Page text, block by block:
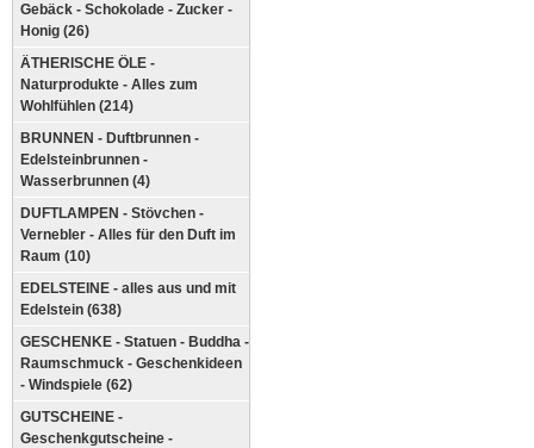
Gebäck - Schokolade - Zucker -
Honig (26)
ÄTHERISCHE ÖLE -
Naturprodukte - Alles zum
Wohlfühlen (214)
BRUNNEN - Duftbrunnen -
Edelsteinbrunnen -
Wasserbrunnen (4)
DUFTLAMPEN - Stövchen -
Vernebler - Alles für den Duft im
Raum (10)
EDELSTEINE - alles aus und mit
Edelstein (638)
GESCHENKE - Statuen - Buddha -
Raumschmuck - Geschenkideen
- Windspiele (62)
GUTSCHEINE -
Geschenkgutscheine -